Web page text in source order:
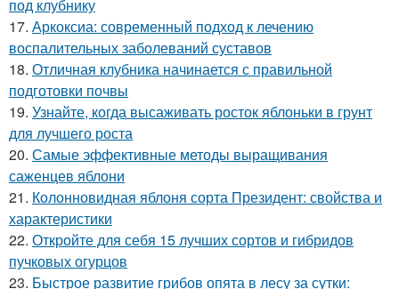
под клубнику
17. Аркоксиа: современный подход к лечению
воспалительных заболеваний суставов
18. Отличная клубника начинается с правильной
подготовки почвы
19. Узнайте, когда высаживать росток яблоньки в грунт
для лучшего роста
20. Самые эффективные методы выращивания
саженцев яблони
21. Колонновидная яблоня сорта Президент: свойства и
характеристики
22. Откройте для себя 15 лучших сортов и гибридов
пучковых огурцов
23. Быстрое развитие грибов опята в лесу за сутки: